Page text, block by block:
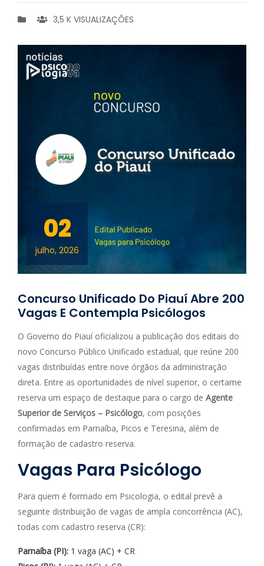
3,5 K VISUALIZAÇÕES
02
julho, 2026
Concurso Unificado Do Piauí Abre 200
Vagas E Contempla Psicólogos
O Governo do Piauí oficializou a publicação dos editais do
novo Concurso Público Unificado estadual, que reúne 200
vagas distribuídas entre nove órgãos da administração
direta. Entre as oportunidades de nível superior, o certame
reserva um espaço de destaque para o cargo de Agente
Superior de Serviços – Psicólogo, com posições
confirmadas em Parnaíba, Picos e Teresina, além de
formação de cadastro reserva.
Vagas Para Psicólogo
Para quem é formado em Psicologia, o edital prevê a
seguinte distribuição de vagas de ampla concorrência (AC),
todas com cadastro reserva (CR):
Parnaíba (PI): 1 vaga (AC) + CR